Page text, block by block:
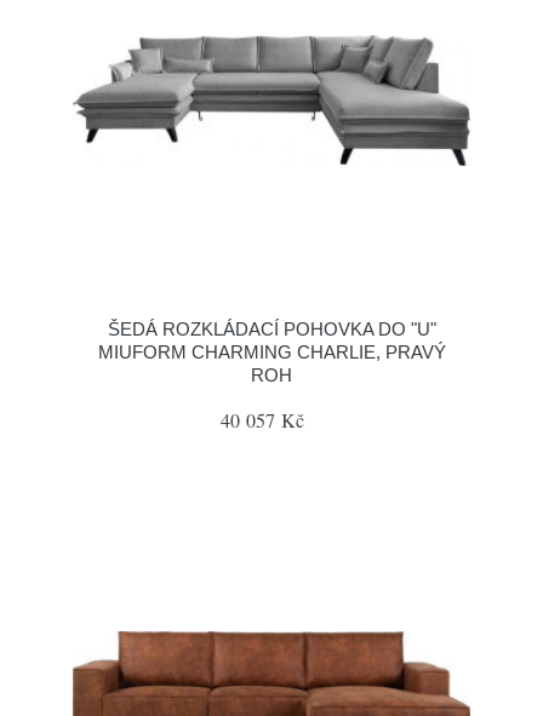
ŠEDÁ ROZKLÁDACÍ POHOVKA DO "U"
MIUFORM CHARMING CHARLIE, PRAVÝ
ROH
40 057 Kč